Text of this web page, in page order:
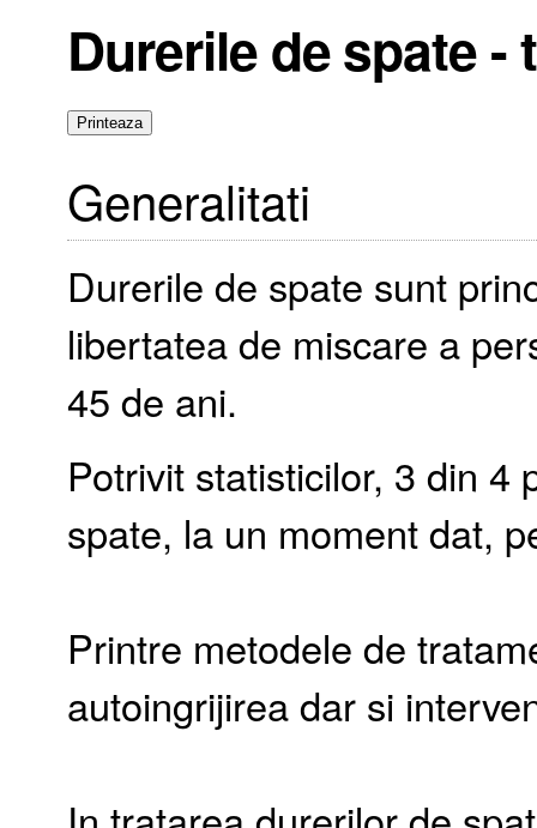
Durerile de spate -
Generalitati
Durerile de spate sunt
libertatea de miscare a
45 de ani.
Potrivit statisticilor, 3 din 4
spate, la un moment dat,
Printre metodele de
autoingrijirea dar si